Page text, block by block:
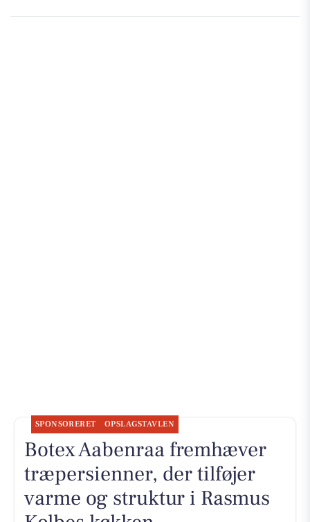
SPONSORERET OPSLAGSTAVLEN
Botex Aabenraa fremhæver
træpersienner, der tilføjer
varme og struktur i Rasmus